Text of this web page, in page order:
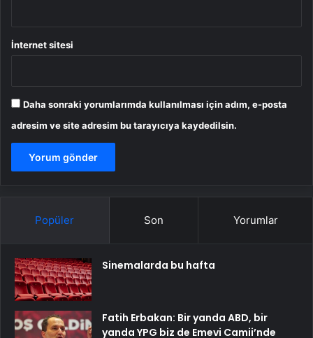
İnternet sitesi
Daha sonraki yorumlarımda kullanılması için adım, e-posta
adresim ve site adresim bu tarayıcıya kaydedilsin.
Popüler Son Yorumlar
Sinemalarda bu hafta
Fatih Erbakan: Bir yanda ABD, bir
yanda YPG biz de Emevi Camii’nde